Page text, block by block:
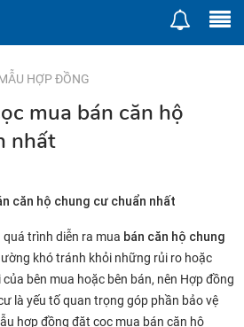
HỢP ĐỒNG
mua bán căn hộ
nhất
căn hộ chung cư chuẩn nhất
quá trình diễn ra mua bán căn hộ chung
khó tránh khỏi những rủi ro hoặc
bên mua hoặc bên bán, nên Hợp đồng
là yếu tố quan trọng góp phần bảo vệ
hợp đồng đặt cọc mua bán căn hộ